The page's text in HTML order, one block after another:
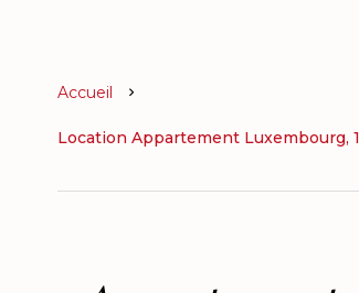
Accueil
Location Appartement Luxembourg,